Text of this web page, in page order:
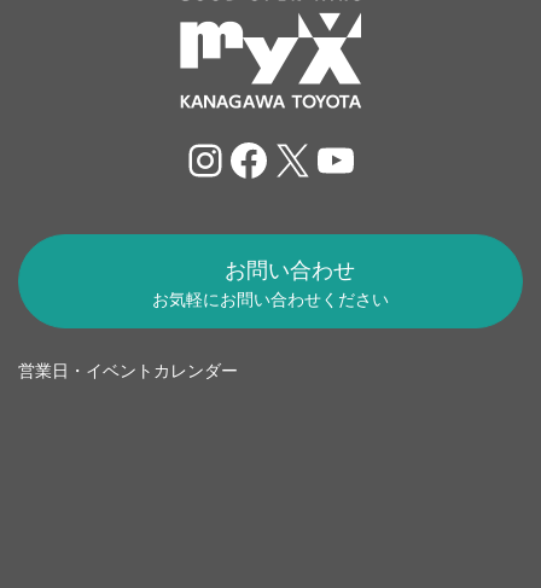
Instagram
Facebook
X YouTube
お問い合わせ
お気軽にお問い合わせください
営業日・イベントカレンダー